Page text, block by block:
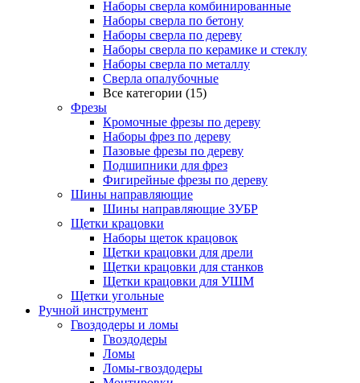
Наборы сверла комбинированные
Наборы сверла по бетону
Наборы сверла по дереву
Наборы сверла по керамике и стеклу
Наборы сверла по металлу
Сверла опалубочные
Все категории (15)
Фрезы
Кромочные фрезы по дереву
Наборы фрез по дереву
Пазовые фрезы по дереву
Подшипники для фрез
Фигирейные фрезы по дереву
Шины направляющие
Шины направляющие ЗУБР
Щетки крацовки
Наборы щеток крацовок
Щетки крацовки для дрели
Щетки крацовки для станков
Щетки крацовки для УШМ
Щетки угольные
Ручной инструмент
Гвоздодеры и ломы
Гвоздодеры
Ломы
Ломы-гвоздодеры